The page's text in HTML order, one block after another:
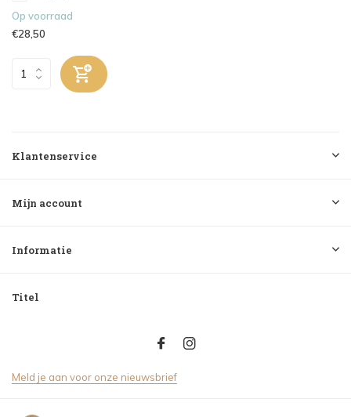
Op voorraad
€28,50
Klantenservice
Mijn account
Informatie
Titel
Meld je aan voor onze nieuwsbrief